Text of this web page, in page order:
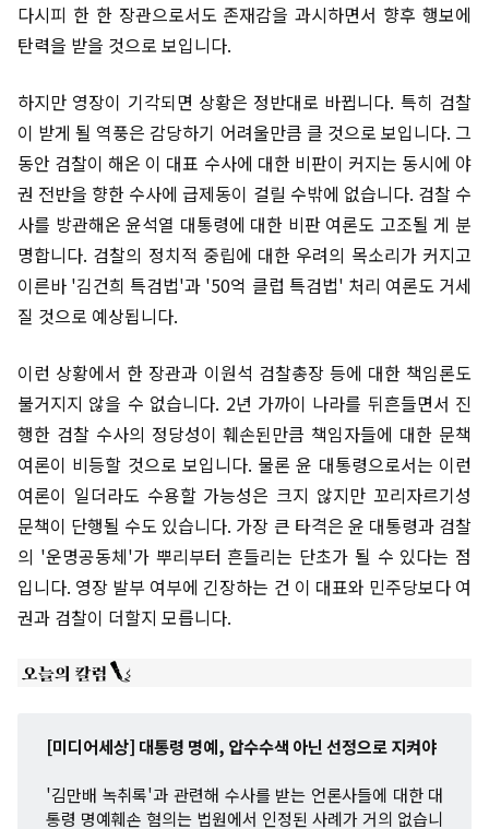
다시피 한 한 장관으로서도 존재감을 과시하면서 향후 행보에
탄력을 받을 것으로 보입니다.
하지만 영장이 기각되면 상황은 정반대로 바뀝니다. 특히 검찰
이 받게 될 역풍은 감당하기 어려울만큼 클 것으로 보입니다. 그
동안 검찰이 해온 이 대표 수사에 대한 비판이 커지는 동시에 야
권 전반을 향한 수사에 급제동이 걸릴 수밖에 없습니다. 검찰 수
사를 방관해온 윤석열 대통령에 대한 비판 여론도 고조될 게 분
명합니다. 검찰의 정치적 중립에 대한 우려의 목소리가 커지고
이른바 '김건희 특검법'과 '50억 클럽 특검법' 처리 여론도 거세
질 것으로 예상됩니다.
이런 상황에서 한 장관과 이원석 검찰총장 등에 대한 책임론도
불거지지 않을 수 없습니다. 2년 가까이 나라를 뒤흔들면서 진
행한 검찰 수사의 정당성이 훼손된만큼 책임자들에 대한 문책
여론이 비등할 것으로 보입니다. 물론 윤 대통령으로서는 이런
여론이 일더라도 수용할 가능성은 크지 않지만 꼬리자르기성
문책이 단행될 수도 있습니다. 가장 큰 타격은 윤 대통령과 검찰
의 '운명공동체'가 뿌리부터 흔들리는 단초가 될 수 있다는 점
입니다. 영장 발부 여부에 긴장하는 건 이 대표와 민주당보다 여
권과 검찰이 더할지 모릅니다.
[미디어세상] 대통령 명예, 압수수색 아닌 선정으로 지켜야
'김만배 녹취록'과 관련해 수사를 받는 언론사들에 대한 대
통령 명예훼손 혐의는 법원에서 인정된 사례가 거의 없습니